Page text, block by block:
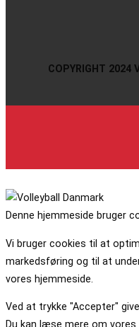
COPYRIGHT 2024
Denne hjemmeside bruger
Vi bruger cookies til at
markedsføring og til at
vores hjemmeside.
Ved at trykke "Accepter"
Du kan læse mere om